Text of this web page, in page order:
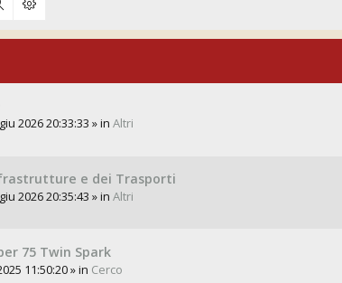
2026 20:33:33 » in Altri
e dei Trasporti
2026 20:35:43 » in Altri
75 Twin Spark
11:50:20 » in Cerco